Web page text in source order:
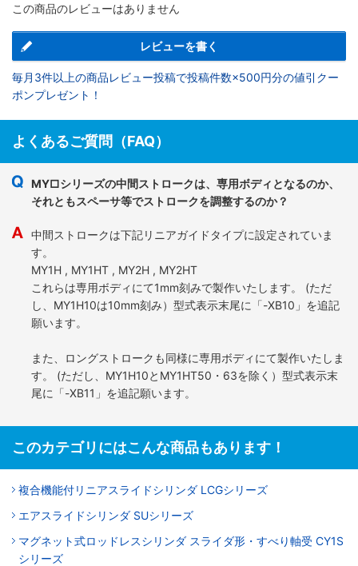
この商品のレビューはありません
レビューを書く
毎月3件以上の商品レビュー投稿で投稿件数×500円分の値引クー
ポンプレゼント！
よくあるご質問（FAQ）
MY□シリーズの中間ストロークは、専用ボディとなるのか、
それともスペーサ等でストロークを調整するのか？
中間ストロークは下記リニアガイドタイプに設定されていま
す。
MY1H , MY1HT , MY2H , MY2HT
これらは専用ボディにて1mm刻みで製作いたします。 (ただ
し、MY1H10は10mm刻み）型式表示末尾に「-XB10」を追記
願います。
また、ロングストロークも同様に専用ボディにて製作いたしま
す。 (ただし、MY1H10とMY1HT50・63を除く）型式表示末
尾に「-XB11」を追記願います。
このカテゴリにはこんな商品もあります！
複合機能付リニアスライドシリンダ LCGシリーズ
エアスライドシリンダ SUシリーズ
マグネット式ロッドレスシリンダ スライダ形・すべり軸受 CY1S
シリーズ